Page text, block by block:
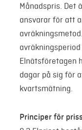
Månadspris. Det
ansvarar för att
Elnätsföretagen
dagar på sig för
kvartsmätning.
Principer för